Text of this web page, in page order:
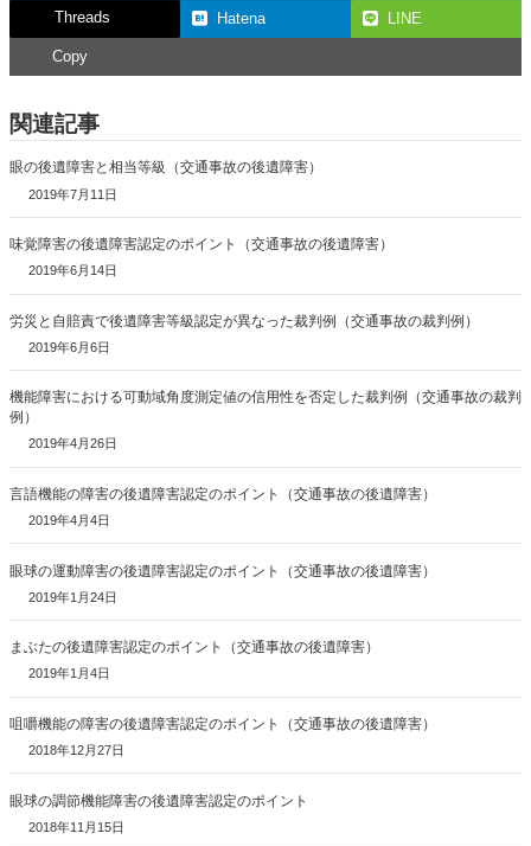
Threads Hatena LINE
Copy
関連記事
眼の後遺障害と相当等級（交通事故の後遺障害）
2019年7月11日
味覚障害の後遺障害認定のポイント（交通事故の後遺障害）
2019年6月14日
労災と自賠責で後遺障害等級認定が異なった裁判例（交通事故の裁判例）
2019年6月6日
機能障害における可動域角度測定値の信用性を否定した裁判例（交通事故の裁判
例）
2019年4月26日
言語機能の障害の後遺障害認定のポイント（交通事故の後遺障害）
2019年4月4日
眼球の運動障害の後遺障害認定のポイント（交通事故の後遺障害）
2019年1月24日
まぶたの後遺障害認定のポイント（交通事故の後遺障害）
2019年1月4日
咀嚼機能の障害の後遺障害認定のポイント（交通事故の後遺障害）
2018年12月27日
眼球の調節機能障害の後遺障害認定のポイント
2018年11月15日